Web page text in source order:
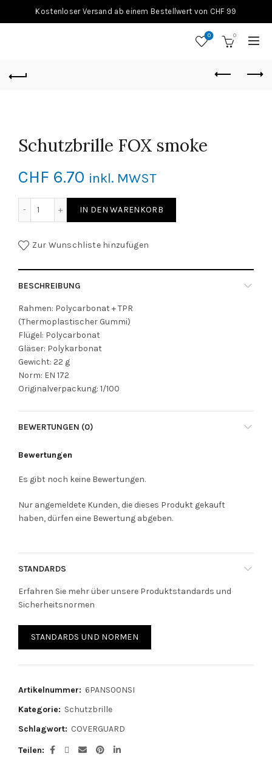
Kostenloser Versand ab einem Bestellwert von CHF 99
0 0
Schutzbrille FOX smoke
CHF 6.70 inkl. MWST
IN DEN WARENKORB
Zur Wunschliste hinzufügen
BESCHREIBUNG
Rahmen: Polycarbonat + TPR
(Thermoplastischer Gummi)
Flügel: Polycarbonat
Gläser: Polykarbonat
Gewicht: 22 g
Norm: EN 172
Originalverpackung: 1/100
BEWERTUNGEN (0)
Bewertungen
Es gibt noch keine Bewertungen.
Nur angemeldete Kunden, die dieses Produkt gekauft
haben, dürfen eine Bewertung abgeben.
STANDARDS
Erfahren Sie mehr über unsere Produktstandards und
Sicherheitsnormen
STANDARDS UND NORMEN
Artikelnummer: 6PANS00NSI
Kategorie: Schutzbrille
Schlagwort: COVERGUARD
Teilen